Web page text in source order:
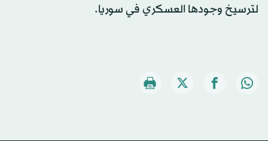
لترسيخ وجودها العسكري في سوريا.